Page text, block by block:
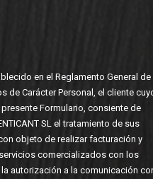
en el Reglamento General de
de Carácter Personal, el cliente
Formulario, consiente de
SL el tratamiento de sus
objeto de realizar facturación y
comercializados con los
autorización a la comunicación